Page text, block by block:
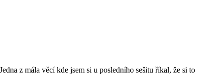
z mála věcí kde jsem si u posledního sešitu říkal, že si to